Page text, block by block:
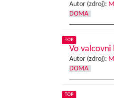
Autor (zdroj):
DOMA
TOP
Vo valcovni
Autor (zdroj):
DOMA
TOP